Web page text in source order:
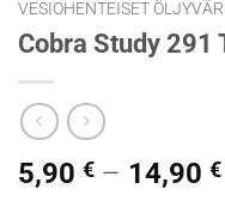
VESIOHENTEISET
Cobra Study
5,90 € – 14,90 €